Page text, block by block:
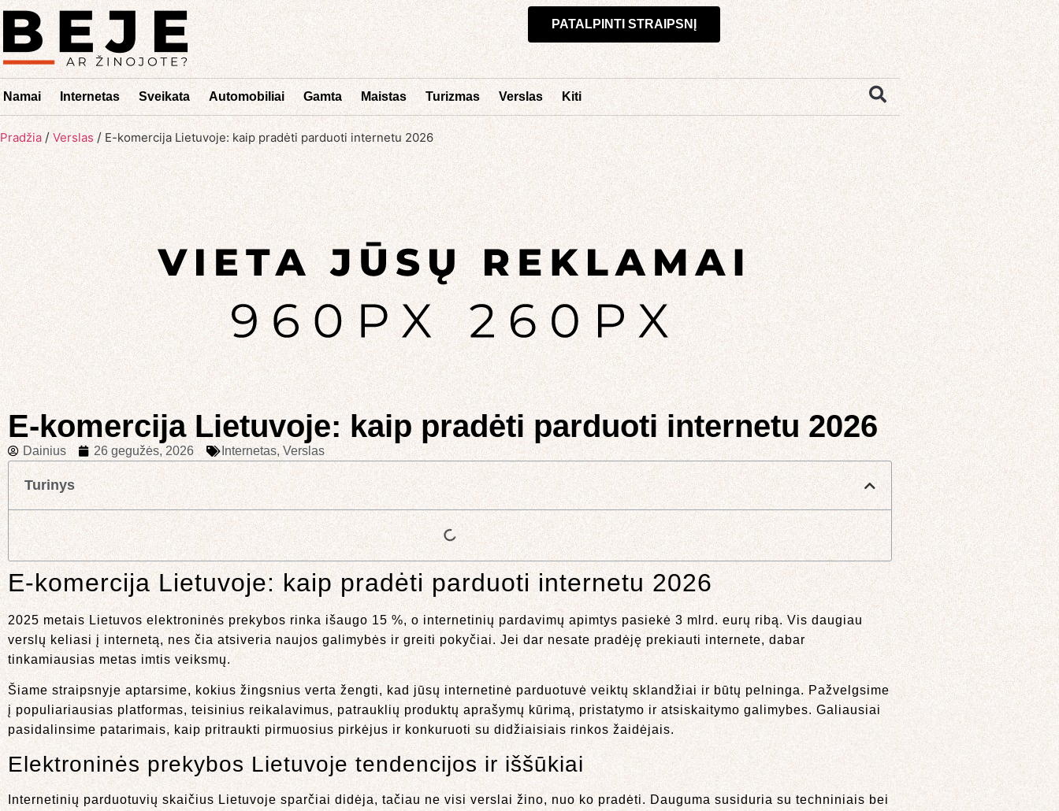
PATALPINTI STRAIPSNĮ
Namai Internetas Sveikata Automobiliai Gamta Maistas Turizmas Verslas Kiti
Pradžia / Verslas / E-komercija Lietuvoje: kaip pradėti parduoti internetu 2026
E-komercija Lietuvoje: kaip pradėti parduoti internetu 2026
Dainius 26 gegužės, 2026 Internetas, Verslas
Turinys
E-komercija Lietuvoje: kaip pradėti parduoti internetu 2026
2025 metais Lietuvos elektroninės prekybos rinka išaugo 15 %, o internetinių pardavimų apimtys pasiekė 3 mlrd. eurų ribą. Vis daugiau
verslų keliasi į internetą, nes čia atsiveria naujos galimybės ir greiti pokyčiai. Jei dar nesate pradėję prekiauti internete, dabar
tinkamiausias metas imtis veiksmų.
Šiame straipsnyje aptarsime, kokius žingsnius verta žengti, kad jūsų internetinė parduotuvė veiktų sklandžiai ir būtų pelninga. Pažvelgsime
į populiariausias platformas, teisinius reikalavimus, patrauklių produktų aprašymų kūrimą, pristatymo ir atsiskaitymo galimybes. Galiausiai
pasidalinsime patarimais, kaip pritraukti pirmuosius pirkėjus ir konkuruoti su didžiaisiais rinkos žaidėjais.
Elektroninės prekybos Lietuvoje tendencijos ir iššūkiai
Internetinių parduotuvių skaičius Lietuvoje sparčiai didėja, tačiau ne visi verslai žino, nuo ko pradėti. Dauguma susiduria su techniniais bei